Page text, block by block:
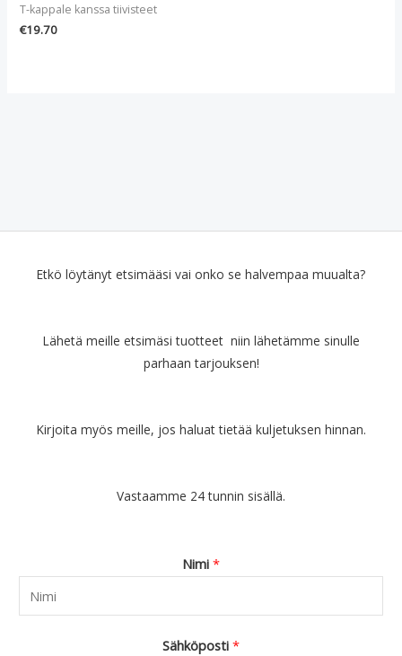
T-kappale kanssa tiivisteet
€19.70
Etkö löytänyt etsimääsi vai onko se halvempaa muualta?
Lähetä meille etsimäsi tuotteet niin lähetämme sinulle
parhaan tarjouksen!
Kirjoita myös meille, jos haluat tietää kuljetuksen hinnan.
Vastaamme 24 tunnin sisällä.
Nimi *
Sähköposti *